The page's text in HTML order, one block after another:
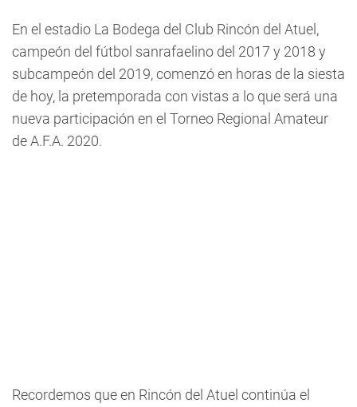
En el estadio La Bodega del Club Rincón del Atuel,
campeón del fútbol sanrafaelino del 2017 y 2018 y
subcampeón del 2019, comenzó en horas de la siesta
de hoy, la pretemporada con vistas a lo que será una
nueva participación en el Torneo Regional Amateur
de A.F.A. 2020.
Recordemos que en Rincón del Atuel continúa el